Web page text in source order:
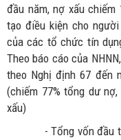
đầu năm, nợ xấu
tạo điều kiện cho
của các tổ chức tín
Theo báo cáo của
theo Nghị định 67 đến
(chiếm 77% tổng dư
xấu)
- Tổng vốn đầu tư